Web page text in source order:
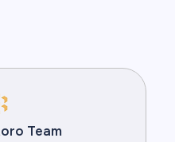
Team